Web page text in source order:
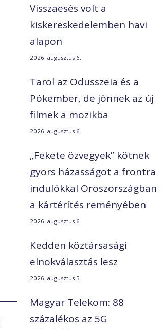
Visszaesés volt a
kiskereskedelemben havi
alapon
2026. augusztus 6.
Tarol az Odüsszeia és a
Pókember, de jönnek az új
filmek a mozikba
2026. augusztus 6.
„Fekete özvegyek” kötnek
gyors házasságot a frontra
indulókkal Oroszországban
a kártérítés reményében
2026. augusztus 6.
Kedden köztársasági
elnökválasztás lesz
2026. augusztus 5.
Magyar Telekom: 88
százalékos az 5G